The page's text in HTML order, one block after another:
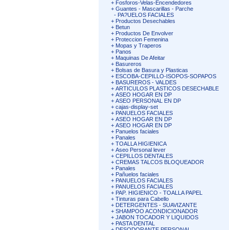
+ Fosforos-Velas-Encendedores
+ Guantes - Mascarillas - Parche
- PA?UELOS FACIALES
+ Productos Desechables
+ Betun
+ Productos De Envolver
+ Proteccion Femenina
+ Mopas y Traperos
+ Panos
+ Maquinas De Afeitar
+ Basureros
+ Bolsas de Basura y Plasticas
+ ESCOBA-CEPILLO-ISOPOS-SOPAPOS
+ BASUREROS - VALDES
+ ARTICULOS PLASTICOS DESECHABLE
+ ASEO HOGAR EN DP
+ ASEO PERSONAL EN DP
+ cajas-display-set
+ PANUELOS FACIALES
+ ASEO HOGAR EN DP
+ ASEO HOGAR EN DP
+ Panuelos faciales
+ Panales
+ TOALLA HIGIENICA
+ Aseo Personal lever
+ CEPILLOS DENTALES
+ CREMAS TALCOS BLOQUEADOR
+ Panales
+ Pañuelos faciales
+ PANUELOS FACIALES
+ PANUELOS FACIALES
+ PAP. HIGIENICO - TOALLA PAPEL
+ Tinturas para Cabello
+ DETERGENTES - SUAVIZANTE
+ SHAMPOO ACONDICIONADOR
+ JABON TOCADOR Y LIQUIDOS
+ PASTA DENTAL